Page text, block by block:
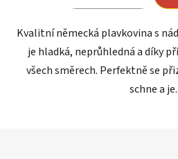
Kvalitní německá plavkovina s
je hladká, neprůhledná a díky
všech směrech. Perfektně se
schne a